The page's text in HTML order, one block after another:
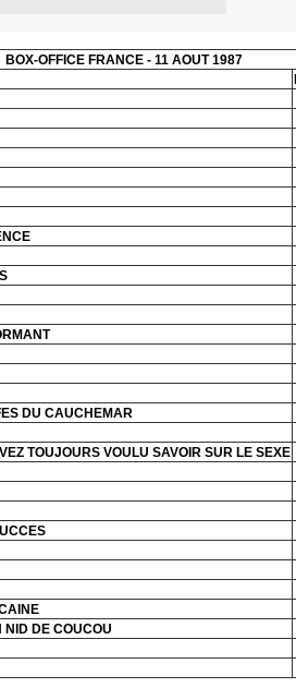
BOX-OFFICE FRANCE - 11 AOUT 1987
DU CAUCHEMAR
TOUJOURS VOULU SAVOIR SUR LE SEXE
DE COUCOU